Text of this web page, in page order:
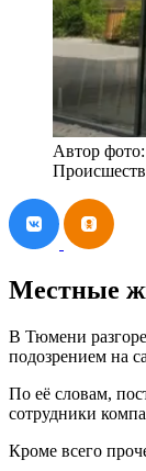
Автор
Местные
В Тюмени
подозрением на
По её словам,
сотрудники
Кроме всего